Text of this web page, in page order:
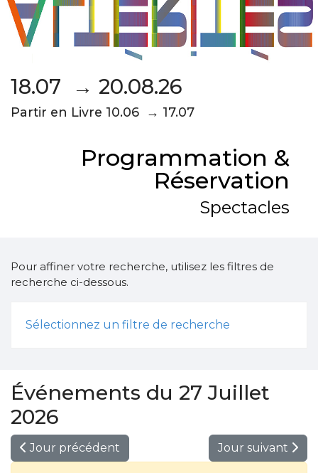
18.07 → 20.08.26
Partir en Livre 10.06 → 17.07
Programmation &
Réservation
Spectacles
Pour affiner votre recherche, utilisez les filtres de
recherche ci-dessous.
Sélectionnez un filtre de recherche
Événements du 27 Juillet
2026
Jour précédent Jour suivant